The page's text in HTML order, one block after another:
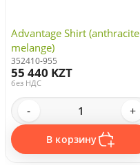
Advantage Shirt (anthracite
melange)
352410-955
55 440 KZT
без НДС
- +
В корзину